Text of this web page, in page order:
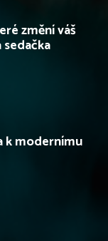
změní váš
k modernímu